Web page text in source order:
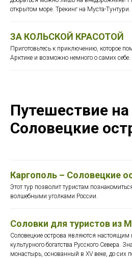
открытом море. Трекинг на Муста-
ЗА КОЛЬСКОЙ КРАСОТОЙ
Приготовьтесь к приключению, которое
Арктике и возможно немного о самих себе.
Путешествие на
Соловецкие
Каргополь – Соловецкие
Этот тур позволит туристам
волшебными уголками России.
Соловки для туристов из
Соловецкие острова являются настоящим
культурного богатства Русского Севера.
монастырь, основанный в XV веке, до сих